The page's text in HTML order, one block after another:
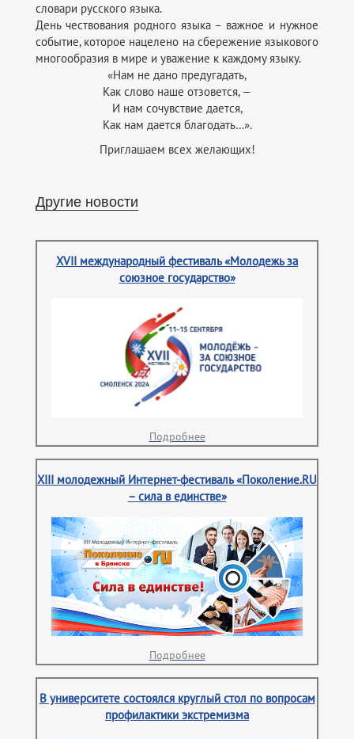
словари русского языка.
День чествования родного языка – важное и нужное
событие, которое нацелено на сбережение языкового
многообразия в мире и уважение к каждому языку.
«Нам не дано предугадать,
Как слово наше отзовется, —
И нам сочувствие дается,
Как нам дается благодать…».
Приглашаем всех желающих!
Другие новости
XVII международный фестиваль «Молодежь за
союзное государство»
Подробнее
XIII молодежный Интернет-фестиваль «Поколение.RU
– сила в единстве»
Подробнее
В университете состоялся круглый стол по вопросам
профилактики экстремизма